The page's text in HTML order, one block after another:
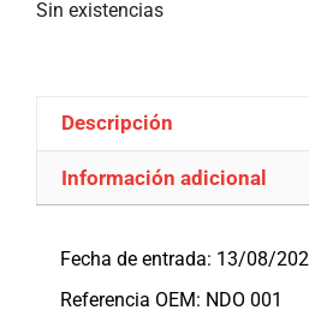
Sin existencias
Descripción
Información adicional
Fecha de entrada: 13/08/
Referencia OEM: NDO 001